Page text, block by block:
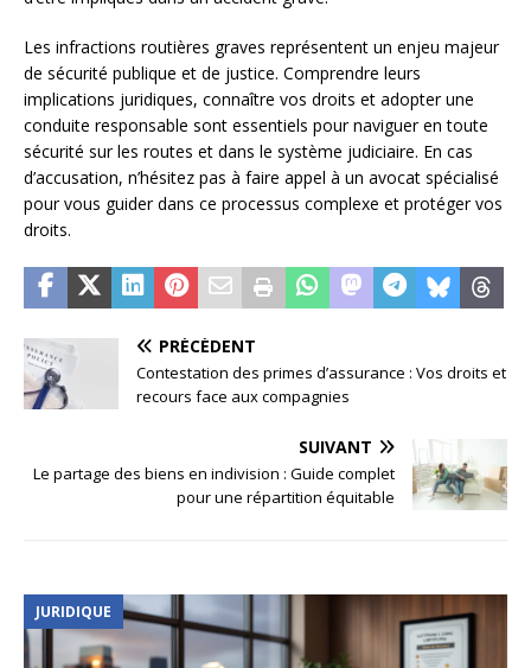
Les infractions routières graves représentent un enjeu majeur
de sécurité publique et de justice. Comprendre leurs
implications juridiques, connaître vos droits et adopter une
conduite responsable sont essentiels pour naviguer en toute
sécurité sur les routes et dans le système judiciaire. En cas
d’accusation, n’hésitez pas à faire appel à un avocat spécialisé
pour vous guider dans ce processus complexe et protéger vos
droits.
PRÉCÉDENT
Contestation des primes d’assurance : Vos droits et
recours face aux compagnies
SUIVANT
Le partage des biens en indivision : Guide complet
pour une répartition équitable
JURIDIQUE